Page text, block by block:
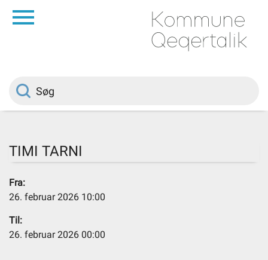
Borger
Vedtægter
TIMI TARNI
Fra:
26. februar 2026 10:00
Til:
26. februar 2026 00:00